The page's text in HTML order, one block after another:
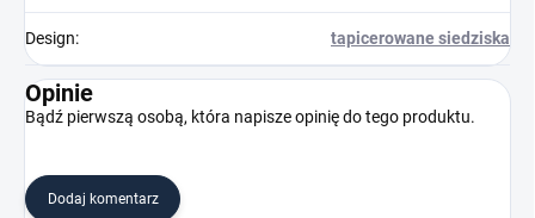
Design: tapicerowane siedziska
Opinie
Bądź pierwszą osobą, która napisze opinię do tego produktu.
Dodaj komentarz